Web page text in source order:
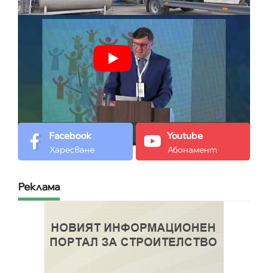
Facebook
Харесване
Youtube
Абонамент
Реклама